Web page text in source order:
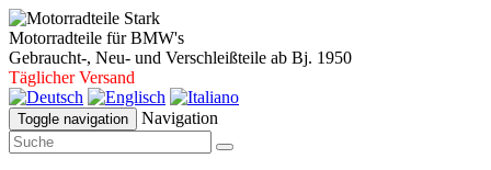
Motorradteile für BMW's
Gebraucht-, Neu- und Verschleißteile ab Bj. 1950
Täglicher Versand
Toggle navigation Navigation